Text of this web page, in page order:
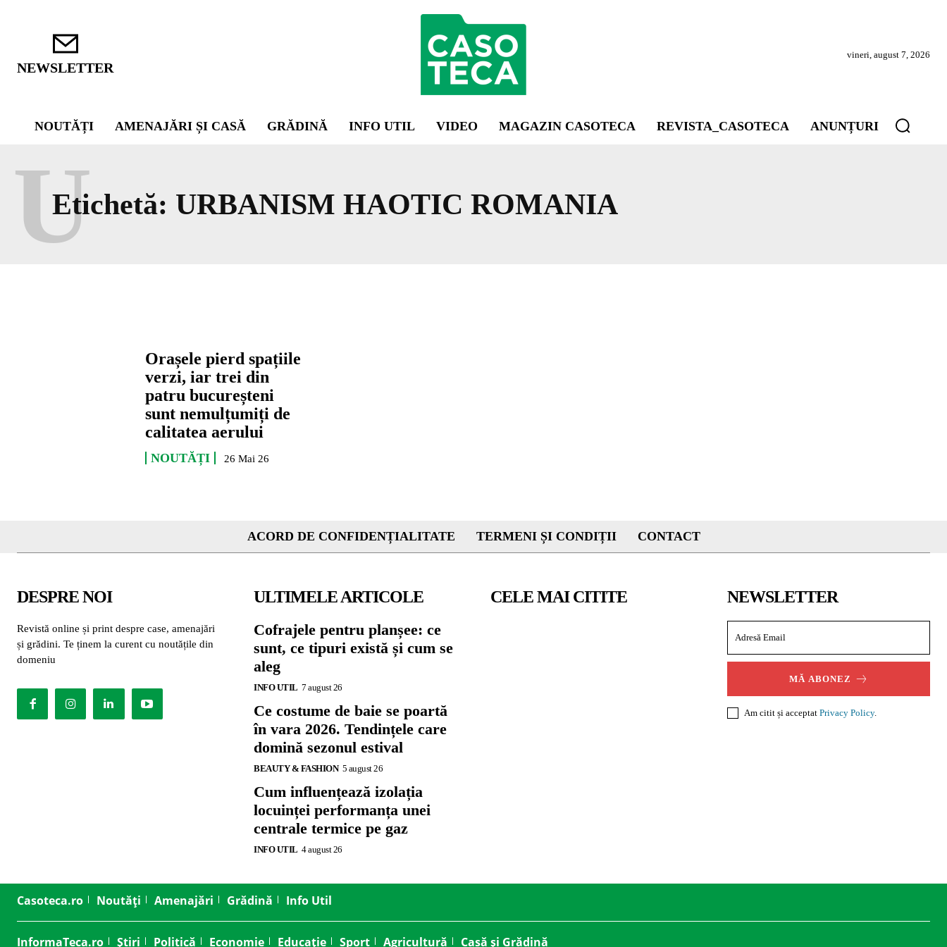
NEWSLETTER
vineri, august 7, 2026
NOUTĂȚI AMENAJĂRI ȘI CASĂ GRĂDINĂ INFO UTIL VIDEO MAGAZIN CASOTECA REVISTA_CASOTECA ANUNȚURI
Etichetă: URBANISM HAOTIC ROMANIA
U
Orașele pierd spațiile
verzi, iar trei din
patru bucureșteni
sunt nemulțumiți de
calitatea aerului
NOUTĂȚI 26 Mai 26
ACORD DE CONFIDENȚIALITATE TERMENI ȘI CONDIȚII CONTACT
DESPRE NOI
Revistă online și print despre case, amenajări
și grădini. Te ținem la curent cu noutățile din
domeniu
ULTIMELE ARTICOLE
Cofrajele pentru planșee: ce
sunt, ce tipuri există și cum se
aleg
INFO UTIL 7 august 26
Ce costume de baie se poartă
în vara 2026. Tendințele care
domină sezonul estival
BEAUTY & FASHION 5 august 26
Cum influențează izolația
locuinței performanța unei
centrale termice pe gaz
INFO UTIL 4 august 26
CELE MAI CITITE NEWSLETTER
MĂ ABONEZ
Am citit și acceptat Privacy Policy.
Casoteca.ro Noutăți Amenajări Grădină Info Util
InformaTeca.ro Știri Politică Economie Educație Sport Agricultură Casă și Grădină